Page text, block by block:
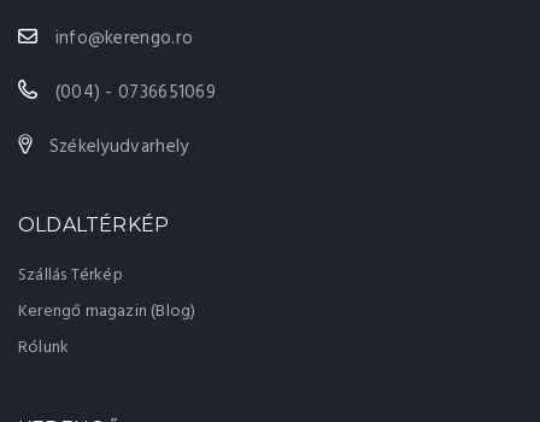
info@kerengo.ro
(004) - 0736651069
Székelyudvarhely
OLDALTÉRKÉP
Szállás Térkép
Kerengő magazin (Blog)
Rólunk